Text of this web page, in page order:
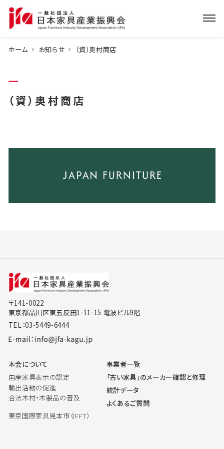
ホーム お知らせ （資）奥村商店
（資）奥村商店
〒141-0022
東京都品川区東五反田1-11-15 電波ビル9階
TEL：03-5449-6444
本会について
国産家具表示の認定
輸出活動の促進
合法木材・木製品の普及
東京国際家具見本市（IFFT）
事業者一覧
「古い家具」のメーカー確認と修理
統計データ
よくあるご質問